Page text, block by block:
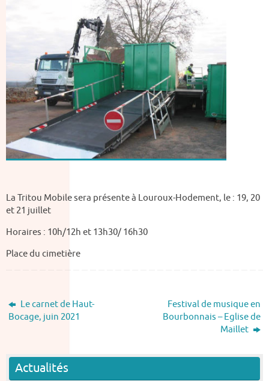
La Tritou Mobile sera présente à Louroux-Hodement, le : 19, 20
et 21 juillet
Horaires : 10h/12h et 13h30/ 16h30
Place du cimetière
Le carnet de Haut-
Bocage, juin 2021
Festival de musique en
Bourbonnais – Eglise de
Maillet
Actualités